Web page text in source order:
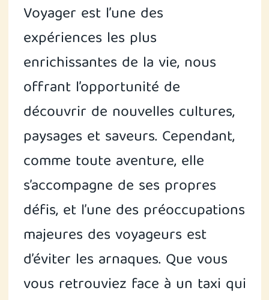
Voyager est l’une des
expériences les plus
enrichissantes de la vie, nous
offrant l’opportunité de
découvrir de nouvelles cultures,
paysages et saveurs. Cependant,
comme toute aventure, elle
s’accompagne de ses propres
défis, et l’une des préoccupations
majeures des voyageurs est
d’éviter les arnaques. Que vous
vous retrouviez face à un taxi qui